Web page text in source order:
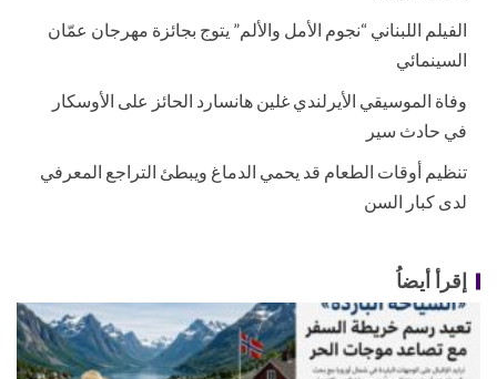
الفيلم اللبناني “نجوم الأمل والألم” يتوج بجائزة مهرجان عمّان
السينمائي
وفاة الموسيقي الأيرلندي غلين هانسارد الحائز على الأوسكار
في حادث سير
تنظيم أوقات الطعام قد يحمي الدماغ ويبطئ التراجع المعرفي
لدى كبار السن
إقرأ أيضاُ